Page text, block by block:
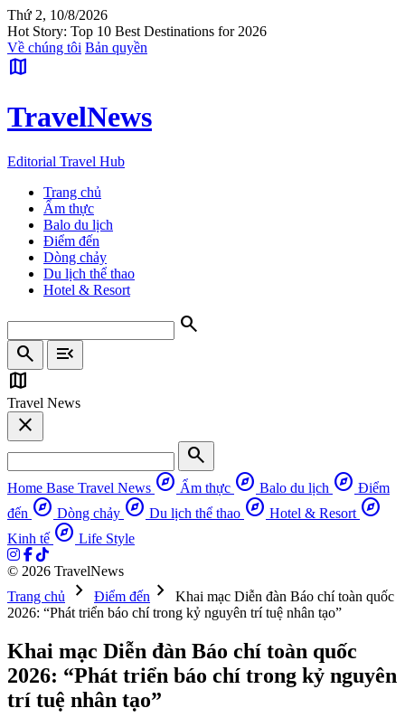
Thứ 2, 10/8/2026
Hot Story: Top 10 Best Destinations for 2026
Về chúng tôi Bản quyền
map
TravelNews
Editorial Travel Hub
Trang chủ
Ẩm thực
Balo du lịch
Điểm đến
Dòng chảy
Du lịch thể thao
Hotel & Resort
search
search
menu_open
map
Travel News
close
search
Home Base Travel News explore Ẩm thực explore Balo du lịch explore Điểm
đến explore Dòng chảy explore Du lịch thể thao explore Hotel & Resort explore
Kinh tế explore Life Style
© 2026 TravelNews
Trang chủ
chevron_right Điểm đến chevron_right
Khai mạc Diễn đàn Báo chí toàn quốc
2026: “Phát triển báo chí trong kỷ nguyên trí tuệ nhân tạo”
Khai mạc Diễn đàn Báo chí toàn quốc
2026: “Phát triển báo chí trong kỷ nguyên
trí tuệ nhân tạo”